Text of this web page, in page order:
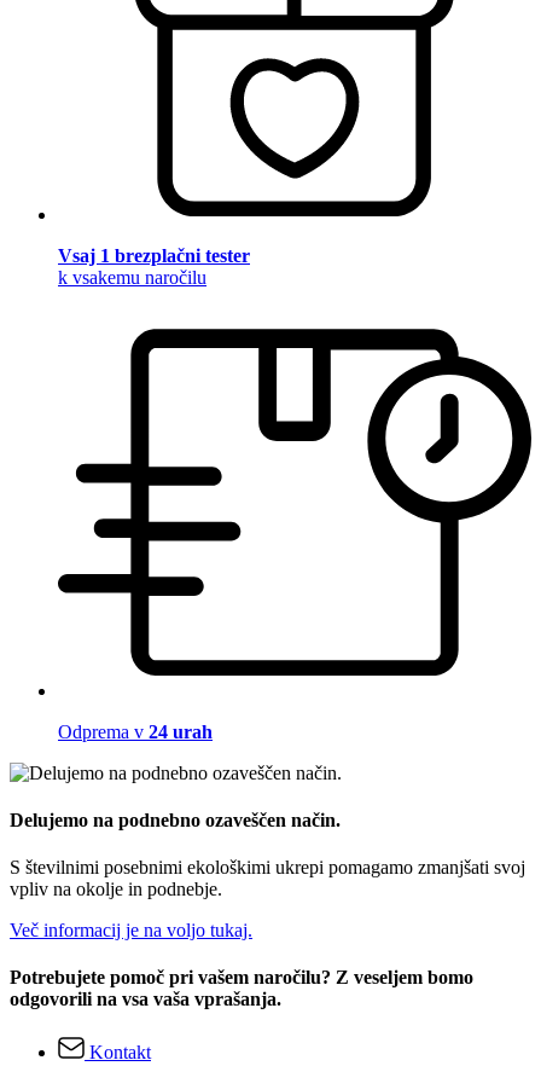
Vsaj 1 brezplačni tester
k vsakemu naročilu
Odprema v 24 urah
Delujemo na podnebno ozaveščen način.
S številnimi posebnimi ekološkimi ukrepi pomagamo zmanjšati svoj
vpliv na okolje in podnebje.
Več informacij je na voljo tukaj.
Potrebujete pomoč pri vašem naročilu? Z veseljem bomo
odgovorili na vsa vaša vprašanja.
Kontakt